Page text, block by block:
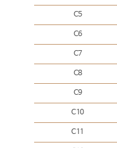
C5
C6
C7
C8
C9
C10
C11